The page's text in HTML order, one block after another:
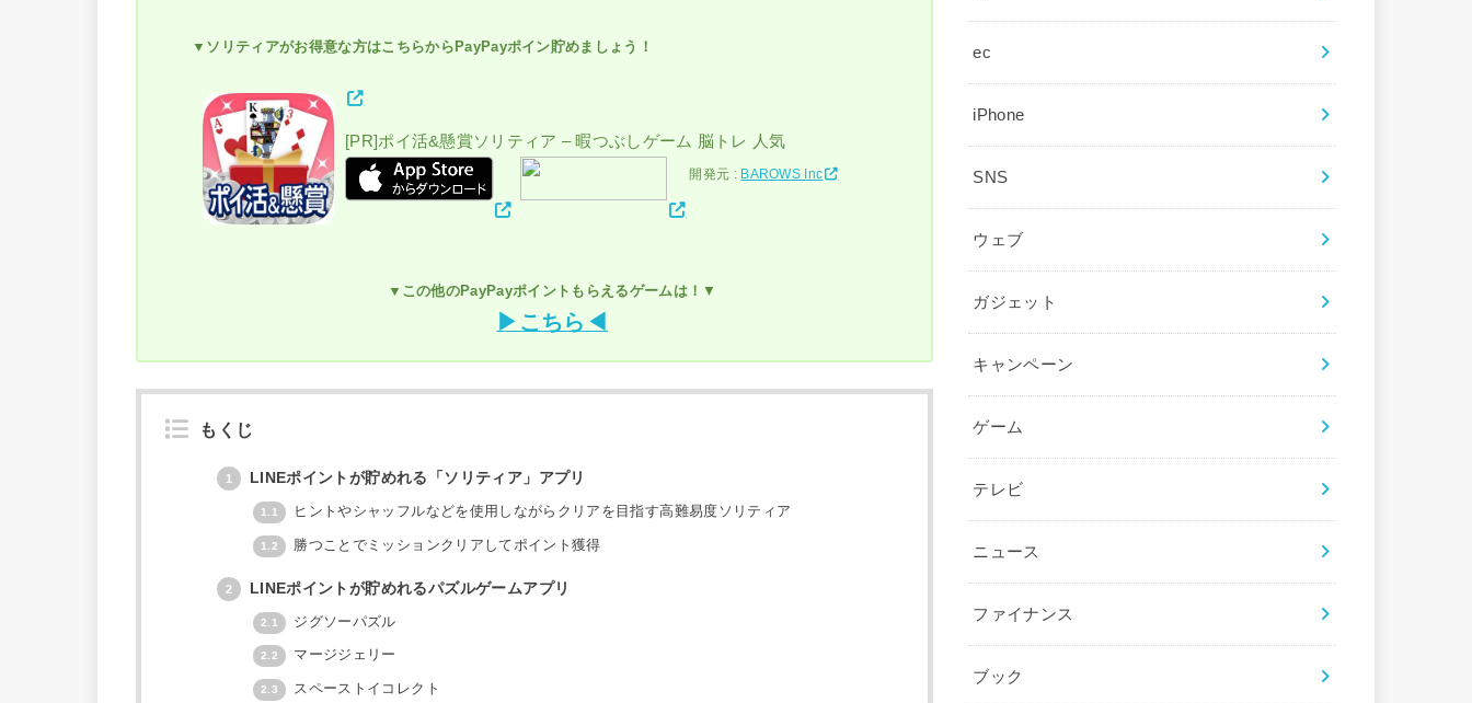
▼ソリティアがお得意な方はこちらからPayPayポイン貯めましょう！
[PR]ポイ活&懸賞ソリティア – 暇つぶしゲーム 脳トレ 人気
開発元 : BAROWS Inc
▼この他のPayPayポイントもらえるゲームは！ ▼
▶こちら◀
もくじ
1 LINEポイントが貯めれる「ソリティア」アプリ
1.1 ヒントやシャッフルなどを使用しながらクリアを目指す高難易度ソリティア
1.2 勝つことでミッションクリアしてポイント獲得
2 LINEポイントが貯めれるパズルゲームアプリ
2.1 ジグソーパズル
2.2 マージジェリー
2.3 スペーストイコレクト
ec
iPhone
SNS
ウェブ
ガジェット
キャンペーン
ゲーム
テレビ
ニュース
ファイナンス
ブック